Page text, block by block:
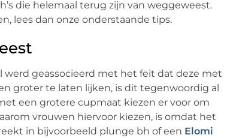
die helemaal terug zijn van weggeweest.
lees dan onze onderstaande tips.
geassocieerd met het feit dat deze met
groter te laten lijken, is dit tegenwoordig al
een grotere cupmaat kiezen er voor om
vrouwen hiervoor kiezen, is omdat het
in bijvoorbeeld plunge bh of een Elomi